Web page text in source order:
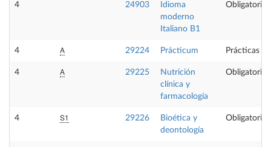
4 24903
Idioma
moderno
Italiano B1
Obligatoria
4 A 29224 Prácticum Prácticas
4 A 29225
Nutrición
clínica y
farmacología
Obligatoria
4 S1 29226
Bioética y
deontología
Obligatoria